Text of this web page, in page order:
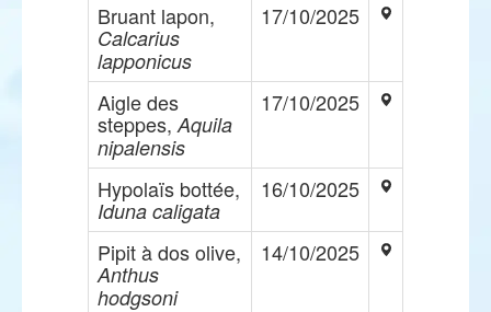
Bruant lapon,
Calcarius
lapponicus
17/10/2025
Aigle des
steppes, Aquila
nipalensis
17/10/2025
Hypolaïs bottée,
Iduna caligata
16/10/2025
Pipit à dos olive,
Anthus
hodgsoni
14/10/2025